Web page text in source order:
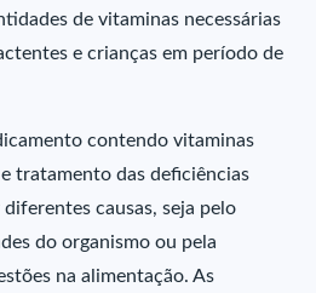
de vitaminas necessárias
e crianças em período de
contendo vitaminas
tratamento das deficiências
causas, seja pelo
do organismo ou pela
na alimentação. As